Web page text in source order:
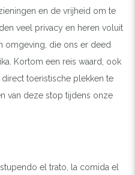
en de vrijheid om te
veel privacy en heren voluit
omgeving, die ons er deed
Kortom een reis waard, ook
toeristische plekken te
van deze stop tijdens onze
el trato, la comida el